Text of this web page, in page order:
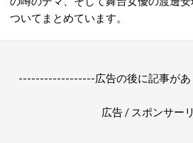
ついてまとめています。
------------------広告の後に記事が
広告 / スポンサー